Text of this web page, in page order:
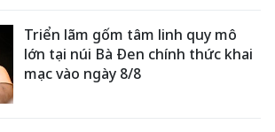
Triển lãm gốm tâm linh quy mô
lớn tại núi Bà Đen chính thức khai
mạc vào ngày 8/8